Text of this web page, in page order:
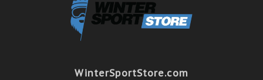
WinterSportStore.com